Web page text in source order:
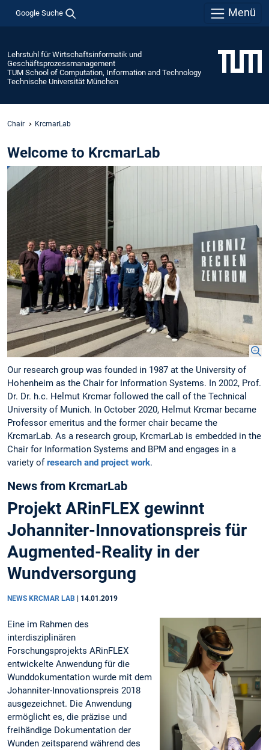
Google Suche Menü
Lehrstuhl für Wirtschaftsinformatik und
Geschäftsprozessmanagement
TUM School of Computation, Information and Technology
Technische Universität München
Chair KrcmarLab
Welcome to KrcmarLab
Our research group was founded in 1987 at the University of
Hohenheim as the Chair for Information Systems. In 2002, Prof.
Dr. Dr. h.c. Helmut Krcmar followed the call of the Technical
University of Munich. In October 2020, Helmut Krcmar became
Professor emeritus and the former chair became the
KrcmarLab. As a research group, KrcmarLab is embedded in the
Chair for Information Systems and BPM and engages in a
variety of research and project work.
News from KrcmarLab
Projekt ARinFLEX gewinnt
Johanniter-Innovationspreis für
Augmented-Reality in der
Wundversorgung
NEWS KRCMAR LAB | 14.01.2019
Eine im Rahmen des
interdisziplinären
Forschungsprojekts ARinFLEX
entwickelte Anwendung für die
Wunddokumentation wurde mit dem
Johanniter-Innovationspreis 2018
ausgezeichnet. Die Anwendung
ermöglicht es, die präzise und
freihändige Dokumentation der
Wunden zeitsparend während des